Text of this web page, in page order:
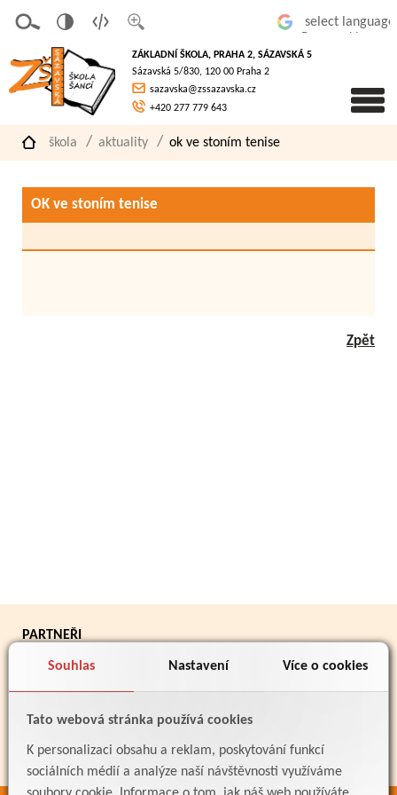
Souhlas Nastavení Více o cookies
Tato webová stránka používá cookies
K personalizaci obsahu a reklam, poskytování funkcí
sociálních médií a analýze naší návštěvnosti využíváme
písmo
á
verze
pro
slaboz
raké
ZÁKLADNÍ ŠKOLA, PRAHA 2, SÁZAVSKÁ 5
Sázavská 5/830, 120 00 Praha 2
sazavska@zssazavska.cz
+420 277 779 643
škola aktuality ok ve stoním tenise
OK ve stoním tenise
Zpět
PARTNEŘI